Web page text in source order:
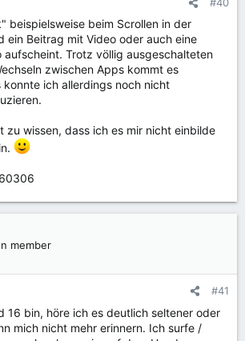
beispielsweise beim Scrollen in der
ein Beitrag mit Video oder auch eine
aufscheint. Trotz völlig ausgeschalteten
zwischen Apps kommt es
konnte ich allerdings noch nicht
zu wissen, dass ich es mir nicht einbilde
member
#41
16 bin, höre ich es deutlich seltener oder
mich nicht mehr erinnern. Ich surfe /